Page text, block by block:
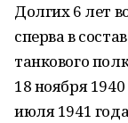
Долгих 6 лет
сперва в
танкового
18 ноября
июля 1941